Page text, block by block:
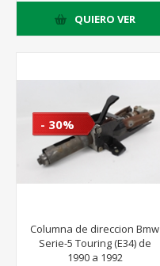
QUIERO VER
- 30%
Columna de direccion Bmw
Serie-5 Touring (E34) de
1990 a 1992